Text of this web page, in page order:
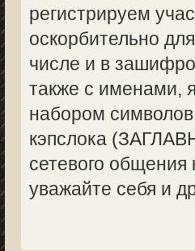
регистрируем
оскорбительно
числе и в
также с именами,
набором
кэпслока
сетевого общения
уважайте себя и